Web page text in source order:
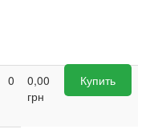
0
0,00
грн
Купить